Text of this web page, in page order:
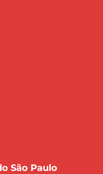
São Paulo